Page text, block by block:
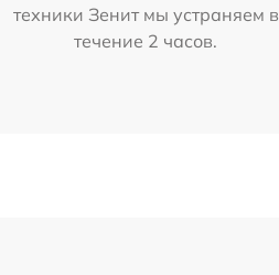
техники Зенит мы устраняем в
течение 2 часов.